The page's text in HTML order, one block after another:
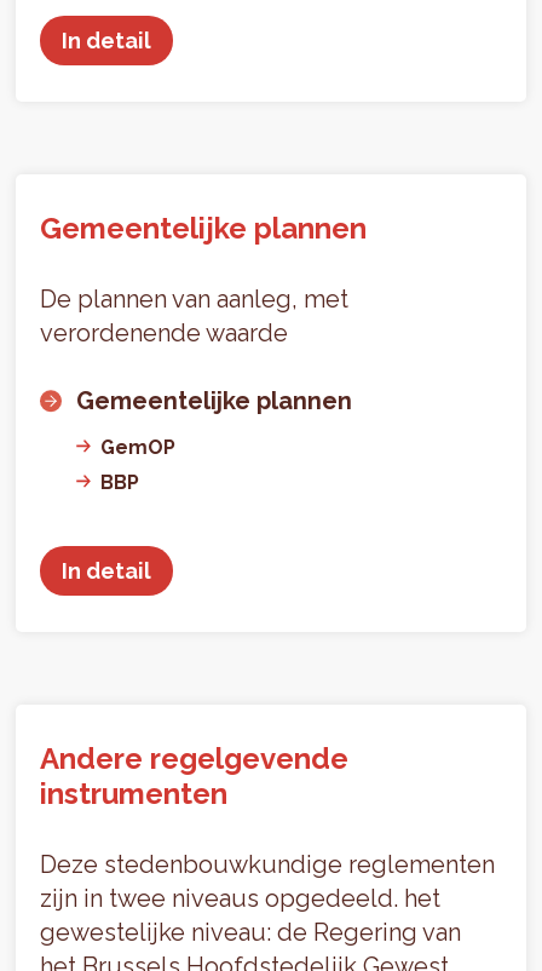
In detail
Gemeentelijke plannen
De plannen van aanleg, met
verordenende waarde
Gemeentelijke plannen
GemOP
BBP
In detail
Andere regelgevende
instrumenten
Deze stedenbouwkundige reglementen
zijn in twee niveaus opgedeeld. het
gewestelijke niveau: de Regering van